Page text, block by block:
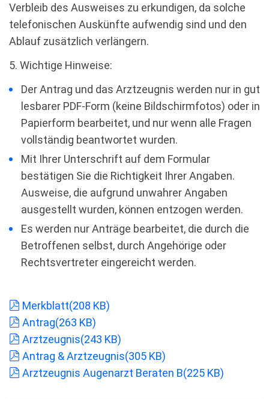
Verbleib des Ausweises zu erkundigen, da solche
telefonischen Auskünfte aufwendig sind und den
Ablauf zusätzlich verlängern.
5. Wichtige Hinweise:
Der Antrag und das Arztzeugnis werden nur in gut
lesbarer PDF-Form (keine Bildschirmfotos) oder in
Papierform bearbeitet, und nur wenn alle Fragen
vollständig beantwortet wurden.
Mit Ihrer Unterschrift auf dem Formular
bestätigen Sie die Richtigkeit Ihrer Angaben.
Ausweise, die aufgrund unwahrer Angaben
ausgestellt wurden, können entzogen werden.
Es werden nur Anträge bearbeitet, die durch die
Betroffenen selbst, durch Angehörige oder
Rechtsvertreter eingereicht werden.
pdf
Merkblatt(208 KB)
pdf
Antrag(263 KB)
pdf
Arztzeugnis(243 KB)
pdf
Antrag & Arztzeugnis(305 KB)
pdf
Arztzeugnis Augenarzt Beraten B(225 KB)